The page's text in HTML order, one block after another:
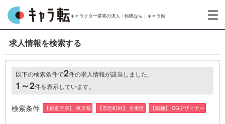
キャラクター業界の求人・転職なら｜キャラ転
求人情報を検索する
以下の検索条件で2件の求人情報が該当しました。
1～2件を表示しています。
検索条件 【都道府県】 東京都 【市区町村】 台東区 【職種】 CGデザイナー